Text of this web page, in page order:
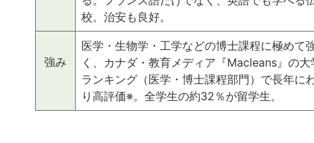
校。治安も良好。
強み
医学・生物学・工学などの博士課程に極めて
く、カナダ・教育メディア『Macleans』の大
ランキング（医学・博士課程部門）で長年に
り高評価※。全学生の約32％が留学生。